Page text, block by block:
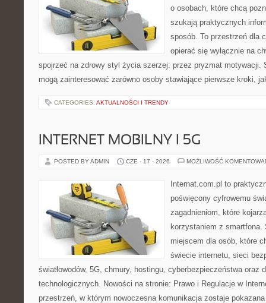
o osobach, które chcą
szukają praktycznych
sposób. To przestrzeń dla
opierać się wyłącznie na
spojrzeć na zdrowy styl życia szerzej: przez pryzmat motywacji.
mogą zainteresować zarówno osoby stawiające pierwsze kroki,
CATEGORIES: AKTUALNOŚCI I TRENDY
INTERNET MOBILNY I 5G
POSTED BY ADMIN CZE - 17 - 2026 MOŻLIWOŚĆ
Internat.com.pl to
poświęcony cyfrowemu
zagadnieniom, które
korzystaniem z
miejscem dla osób, które
świecie internetu, sieci
światłowodów, 5G, chmury, hostingu, cyberbezpieczeństwa oraz
technologicznych. Nowości na stronie: Prawo i Regulacje w
przestrzeń, w którym nowoczesna komunikacja zostaje